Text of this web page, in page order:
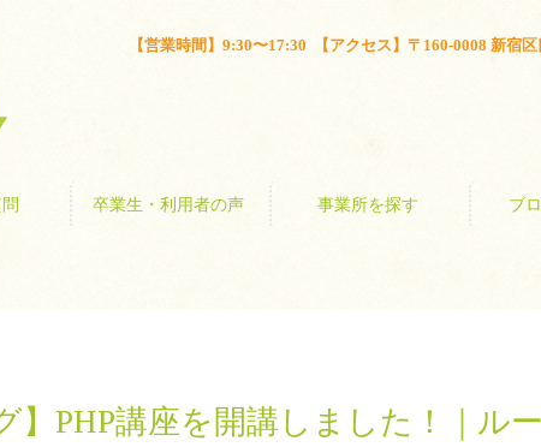
【営業時間】9:30〜17:30 【アクセス】〒160-0008 新
卒業生・利用者の声 事業所を探す ブ
】PHP講座を開講しました！｜ル